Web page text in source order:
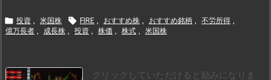
 投資 , 米国株  FIRE , おすすめ株 , おすすめ銘柄 , 不労所得 ,
億万長者 , 成長株 , 投資 , 株価 , 株式 , 米国株
クリックしていただけると励みになりま